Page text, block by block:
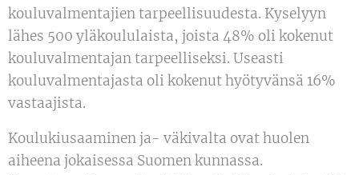
kouluvalmentajien tarpeellisuudesta. Kyselyyn
lähes 500 yläkoululaista, joista 48% oli kokenut
kouluvalmentajan tarpeelliseksi. Useasti
kouluvalmentajasta oli kokenut hyötyvänsä 16%
vastaajista.
Koulukiusaaminen ja- väkivalta ovat huolen
aiheena jokaisessa Suomen kunnassa.